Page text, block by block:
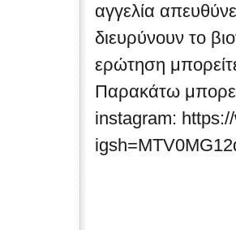
αγγελία
διευρύνουν το
ερώτηση
Παρακάτω
instagram: